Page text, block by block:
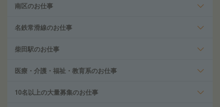
南区のお仕事
名鉄常滑線のお仕事
柴田駅のお仕事
医療・介護・福祉・教育系のお仕事
10名以上の大量募集のお仕事